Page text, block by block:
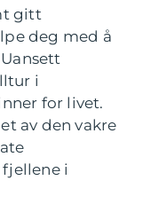
gitt
deg med å
i
for livet.
av den vakre
i